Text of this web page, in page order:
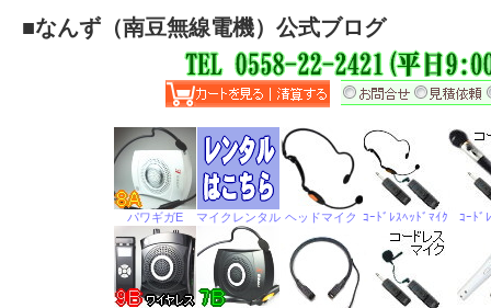
■なんず（南豆無線電機）公式ブログ